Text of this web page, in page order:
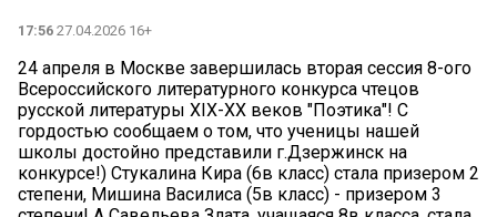
17:56 27.04.2026 16+
24 апреля в Москве завершилась вторая сессия 8-ого
Всероссийского литературного конкурса чтецов
русской литературы XIX-XX веков "Поэтика"! С
гордостью сообщаем о том, что ученицы нашей
школы достойно представили г.Дзержинск на
конкурсе!) Стукалина Кира (6в класс) стала призером 2
степени, Мишина Василиса (5в класс) - призером 3